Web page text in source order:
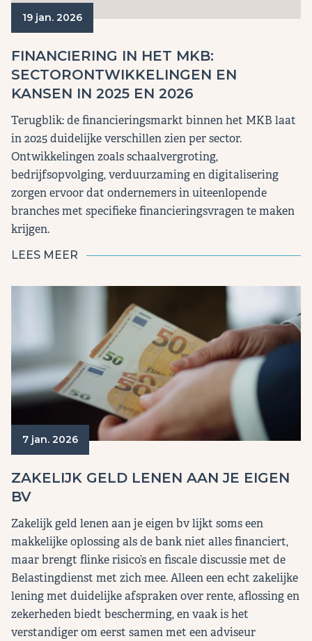
19 jan. 2026
FINANCIERING IN HET MKB:
SECTORONTWIKKELINGEN EN
KANSEN IN 2025 EN 2026
Terugblik: de financieringsmarkt binnen het MKB laat
in 2025 duidelijke verschillen zien per sector.
Ontwikkelingen zoals schaalvergroting,
bedrijfsopvolging, verduurzaming en digitalisering
zorgen ervoor dat ondernemers in uiteenlopende
branches met specifieke financieringsvragen te maken
krijgen.
LEES MEER
7 jan. 2026
ZAKELIJK GELD LENEN AAN JE EIGEN
BV
Zakelijk geld lenen aan je eigen bv lijkt soms een
makkelijke oplossing als de bank niet alles financiert,
maar brengt flinke risico’s en fiscale discussie met de
Belastingdienst met zich mee. Alleen een echt zakelijke
lening met duidelijke afspraken over rente, aflossing en
zekerheden biedt bescherming, en vaak is het
verstandiger om eerst samen met een adviseur